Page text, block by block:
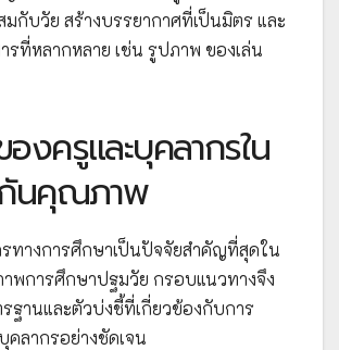
มกับวัย สร้างบรรยากาศที่เป็นมิตร และ
รที่หลากหลาย เช่น รูปภาพ ของเล่น
งครูและบุคลากรใน
กันคุณภาพ
ทางการศึกษาเป็นปัจจัยสำคัญที่สุดใน
พการศึกษาปฐมวัย กรอบแนวทางจึง
ฐานและตัวบ่งชี้ที่เกี่ยวข้องกับการ
ลากรอย่างชัดเจน